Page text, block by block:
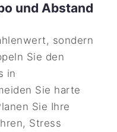
und Abstand
sondern
Sie den
in
Sie harte
Sie Ihre
Stress